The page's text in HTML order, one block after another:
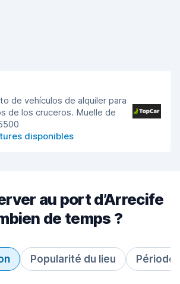
de vehículos de alquiler para
de los cruceros. Muelle de
disponibles
au port d’Arrecife
de temps ?
Popularité du lieu Période